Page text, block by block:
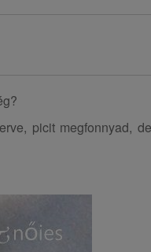
picit megfonnyad, de